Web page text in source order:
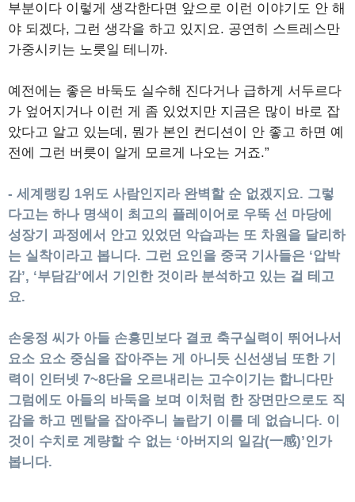
부분이다 이렇게 생각한다면 앞으로 이런 이야기도 안 해
야 되겠다, 그런 생각을 하고 있지요. 공연히 스트레스만
가중시키는 노릇일 테니까.
예전에는 좋은 바둑도 실수해 진다거나 급하게 서두르다
가 엎어지거나 이런 게 좀 있었지만 지금은 많이 바로 잡
았다고 알고 있는데, 뭔가 본인 컨디션이 안 좋고 하면 예
전에 그런 버릇이 알게 모르게 나오는 거죠.”
- 세계랭킹 1위도 사람인지라 완벽할 순 없겠지요. 그렇
다고는 하나 명색이 최고의 플레이어로 우뚝 선 마당에
성장기 과정에서 안고 있었던 악습과는 또 차원을 달리하
는 실착이라고 봅니다. 그런 요인을 중국 기사들은 ‘압박
감’, ‘부담감’에서 기인한 것이라 분석하고 있는 걸 테고
요.
손웅정 씨가 아들 손흥민보다 결코 축구실력이 뛰어나서
요소 요소 중심을 잡아주는 게 아니듯 신선생님 또한 기
력이 인터넷 7~8단을 오르내리는 고수이기는 합니다만
그럼에도 아들의 바둑을 보며 이처럼 한 장면만으로도 직
감을 하고 멘탈을 잡아주니 놀랍기 이를 데 없습니다. 이
것이 수치로 계량할 수 없는 ‘아버지의 일감(一感)’인가
봅니다.